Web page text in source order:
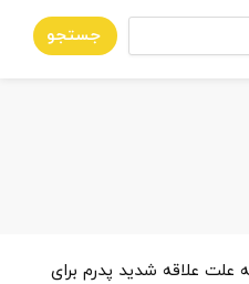
جستجو
علت علاقه شدید پدرم برای